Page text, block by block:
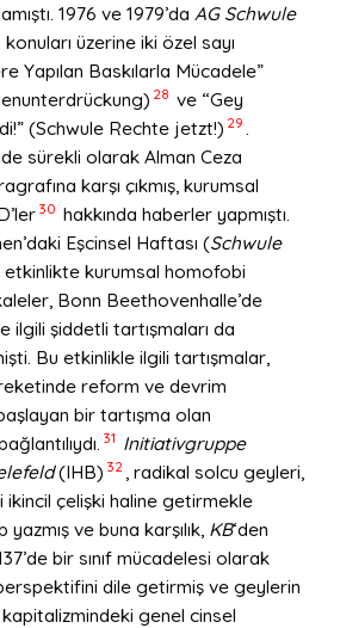
1976 ve 1979’da AG Schwule
üzerine iki özel sayı
Yapılan Baskılarla Mücadele”
28 ve “Gey
(Schwule Rechte jetzt!) 29
sürekli olarak Alman Ceza
karşı çıkmış, kurumsal
30 hakkında haberler yapmıştı.
Eşcinsel Haftası (Schwule
etkinlikte kurumsal homofobi
Bonn Beethovenhalle’de
ilgili şiddetli tartışmaları da
Bu etkinlikle ilgili tartışmalar,
reform ve devrim
bir tartışma olan
31 Initiativgruppe
(IHB) 32
, radikal solcu geyleri,
ikincil çelişki haline getirmekle
ve buna karşılık, KB‘den
bir sınıf mücadelesi olarak
dile getirmiş ve geylerin
genel cinsel